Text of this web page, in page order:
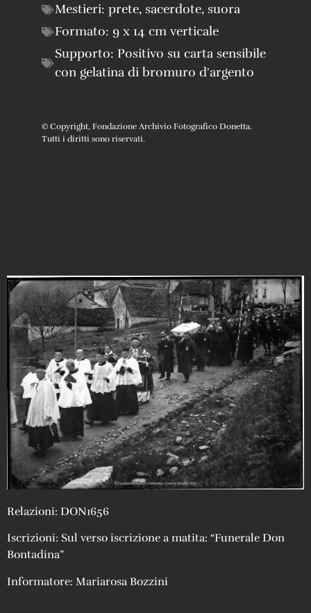
Relazioni: DON1656
Iscrizioni: Sul verso iscrizione a matita: “Funerale Don
Bontadina”
Informatore: Mariarosa Bozzini
Mestieri: prete, sacerdote, suora
Formato: 9 x 14 cm verticale
Supporto: Positivo su carta sensibile
con gelatina di bromuro d'argento
© Copyright, Fondazione Archivio Fotografico Donetta.
Tutti i diritti sono riservati.